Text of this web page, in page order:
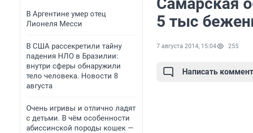
В Аргентине умер отец
Лионеля Месси
В США рассекретили тайну
падения НЛО в Бразилии:
внутри сферы обнаружили
тело человека. Новости 8
августа
Очень игривы и отлично ладят
с детьми. В чём особенности
абиссинской породы кошек —
5 тыс
7 августа 2014, 15:04 255
Написать